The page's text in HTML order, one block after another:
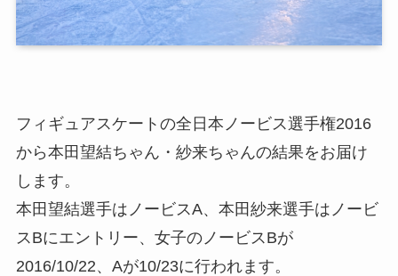
フィギュアスケートの全日本ノービス選手権2016
から本田望結ちゃん・紗来ちゃんの結果をお届け
します。
本田望結選手はノービスA、本田紗来選手はノービ
スBにエントリー、女子のノービスBが
2016/10/22、Aが10/23に行われます。